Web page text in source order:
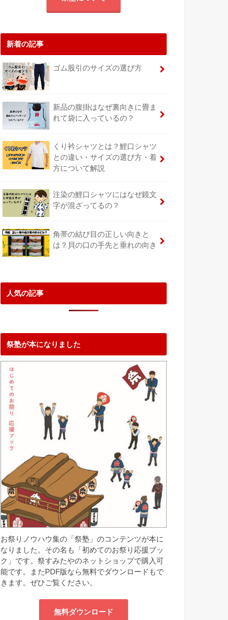
新着の記事
ゴム股引のサイズの選び方
新品の腹掛はなぜ裏向きに畳ま
れて袋に入っているの？
くり衿シャツとは？鯉口シャツ
との違い・サイズの選び方・着
方について解説
注染の鯉口シャツにはなぜ鏡文
字が混ざってるの？
角帯の結び目の正しい向きと
は？貝の口の手先と垂れの向き
人気の記事
祭塾が本になりました
お祭りノウハウ集の「祭塾」のコンテンツが本に
なりました。その名も「初めてのお祭り応援ブッ
ク」です。祭すみたやのネットショップで購入可
能です。またPDF版なら無料でダウンロードもで
きます。ぜひご覧ください。
無料ダウンロード